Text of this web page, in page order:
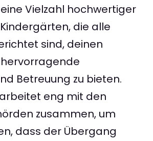
Vielzahl hochwertiger
die alle
sind, deinen
Betreuung zu bieten.
eng mit den
zusammen, um
dass der Übergang